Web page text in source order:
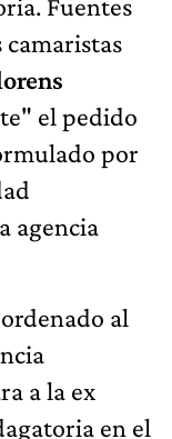
el pedido
por
agencia
al
a la ex
en el